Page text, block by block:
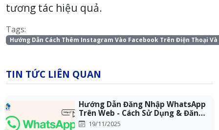
tương tác hiệu quả.
Tags:
Hướng Dẫn Cách Thêm Instagram Vào Facebook Trên Điện Thoại
TIN TỨC LIÊN QUAN
Hướng Dẫn Đăng Nhập WhatsApp
Trên Web - Cách Sử Dụng & Đăng
Xuất An To...
19/11/2025